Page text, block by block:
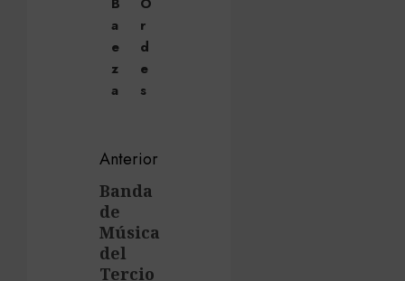
a
e
z
a
r
d
e
s
Navegación
de
entradas
Anterior
Entrada
anterior:
Banda
de
Música
del
Tercio